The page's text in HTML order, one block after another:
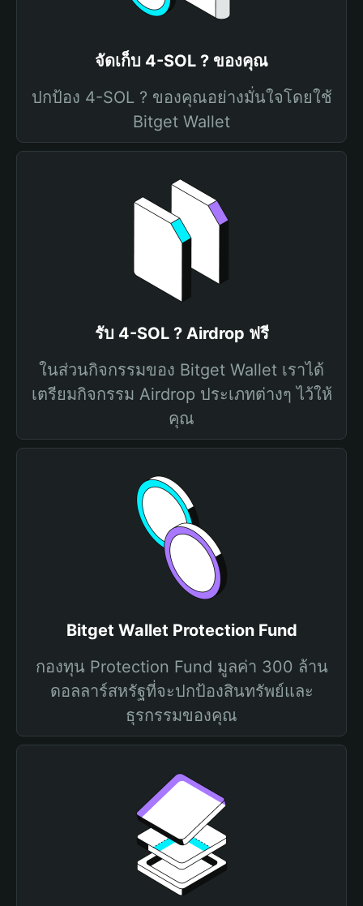
จัดเก็บ 4-SOL ? ของคุณ
ปกป้อง 4-SOL ? ของคุณอย่างมั่นใจโดยใช้
Bitget Wallet
รับ 4-SOL ? Airdrop ฟรี
ในส่วนกิจกรรมของ Bitget Wallet เราได้
เตรียมกิจกรรม Airdrop ประเภทต่างๆ ไว้ให้
คุณ
Bitget Wallet Protection Fund
กองทุน Protection Fund มูลค่า 300 ล้าน
ดอลลาร์สหรัฐที่จะปกป้องสินทรัพย์และ
ธุรกรรมของคุณ